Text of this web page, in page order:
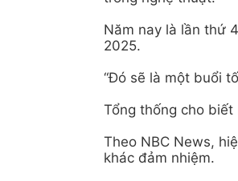
Năm nay là lần thứ
2025.
“Đó sẽ là một buổi
Tổng thống cho
Theo NBC News,
khác đảm nhiệm.